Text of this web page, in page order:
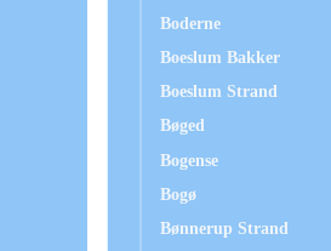
Boderne
Boeslum Bakker
Boeslum Strand
Bøged
Bogense
Bogø
Bønnerup Strand